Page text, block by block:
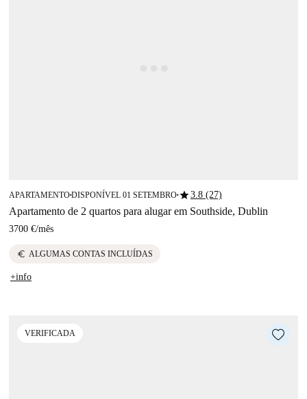
APARTAMENTO■DISPONÍVEL 01 SETEMBRO■star3.8 (27)
Apartamento de 2 quartos para alugar em Southside, Dublin
3700 €/mês
euro ALGUMAS CONTAS INCLUÍDAS
+info
VERIFICADA